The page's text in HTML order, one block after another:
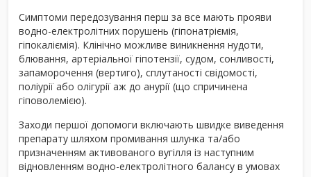
Симптоми передозування перш за все мають прояви
водно-електролітних порушень (гіпонатріємія,
гіпокаліємія). Клінічно можливе виникнення нудоти,
блювання, артеріальної гіпотензії, судом, сонливості,
запаморочення (вертиго), сплутаності свідомості,
поліурії або олігурії аж до анурії (що спричинена
гіповолемією).
Заходи першої допомоги включають швидке виведення
препарату шляхом промивання шлунка та/або
призначенням активованого вугілля із наступним
відновленням водно-електролітного балансу в умовах